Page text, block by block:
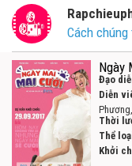
Cách
Ngày
Đạo
Diễn
Thời
Thể
Khởi